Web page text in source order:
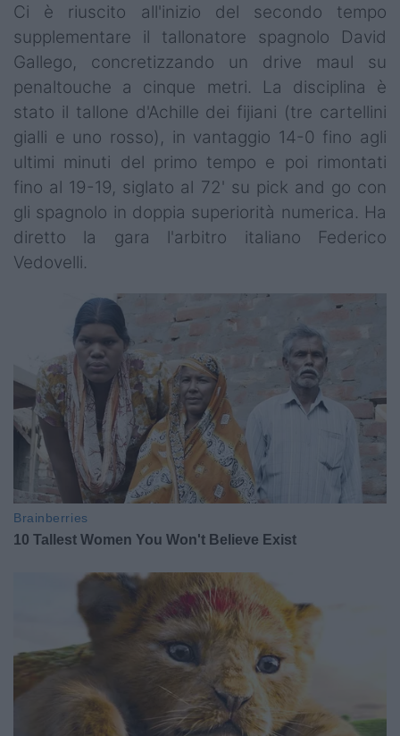
Ci è riuscito all'inizio del secondo tempo
supplementare il tallonatore spagnolo David
Gallego, concretizzando un drive maul su
penaltouche a cinque metri. La disciplina è
stato il tallone d'Achille dei fijiani (tre cartellini
gialli e uno rosso), in vantaggio 14-0 fino agli
ultimi minuti del primo tempo e poi rimontati
fino al 19-19, siglato al 72' su pick and go con
gli spagnolo in doppia superiorità numerica. Ha
diretto la gara l'arbitro italiano Federico
Vedovelli.